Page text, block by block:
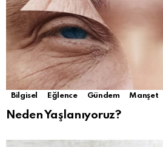
Bilgisel Eğlence Gündem Manşet
Neden Yaşlanıyoruz?